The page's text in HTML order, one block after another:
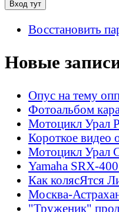
Восстановить
Новые
Опус на тему
Фотоальбом
Мотоцикл Урал
Короткое видео
Мотоцикл Урал
Yamaha SRX-
Как колясЯтся
Москва-
"Труженик"